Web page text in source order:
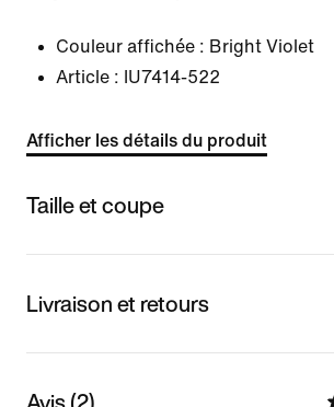
Couleur affichée : Bright Violet
Article : IU7414-522
Afficher les détails du produit
Taille et coupe
Livraison et retours